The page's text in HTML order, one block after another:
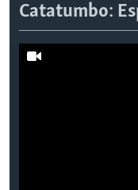
Catatumbo: